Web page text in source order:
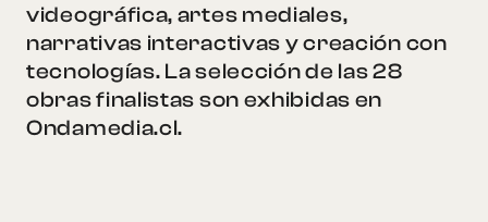
videográfica, artes mediales,
narrativas interactivas y creación con
tecnologías. La selección de las 28
obras finalistas son exhibidas en
Ondamedia.cl.